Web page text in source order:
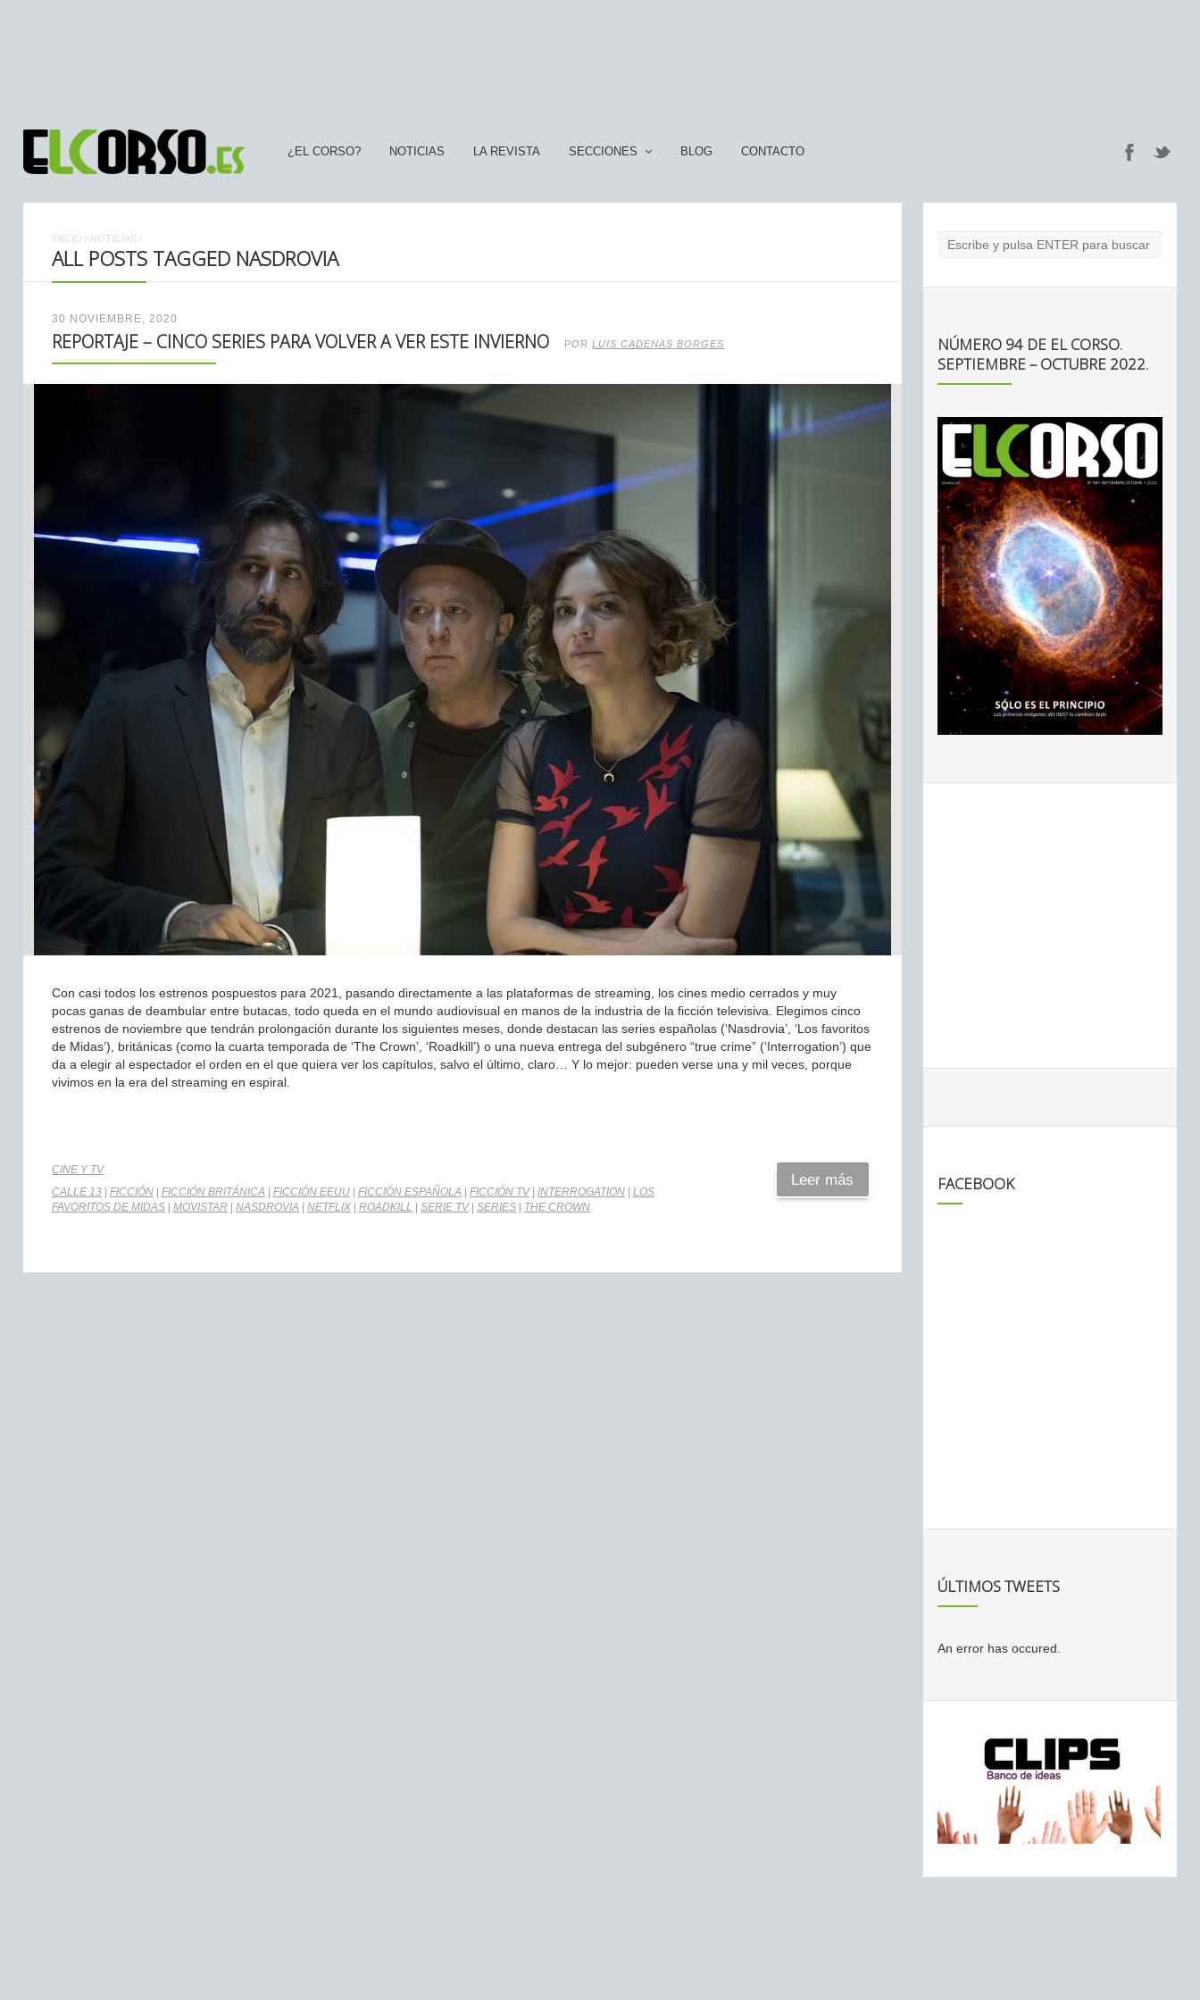
¿EL CORSO? NOTICIAS LA REVISTA SECCIONES BLOG CONTACTO
INICIO / NOTICIAS /
ALL POSTS TAGGED NASDROVIA
30 NOVIEMBRE, 2020
REPORTAJE – CINCO SERIES PARA VOLVER A VER ESTE INVIERNO PORLUIS CADENAS BORGES
Con casi todos los estrenos pospuestos para 2021, pasando directamente a las plataformas de streaming, los cines medio cerrados y muy
pocas ganas de deambular entre butacas, todo queda en el mundo audiovisual en manos de la industria de la ficción televisiva. Elegimos cinco
estrenos de noviembre que tendrán prolongación durante los siguientes meses, donde destacan las series españolas (‘Nasdrovia’, ‘Los favoritos
de Midas’), británicas (como la cuarta temporada de ‘The Crown’, ‘Roadkill’) o una nueva entrega del subgénero “true crime” (‘Interrogation’) que
da a elegir al espectador el orden en el que quiera ver los capítulos, salvo el último, claro… Y lo mejor: pueden verse una y mil veces, porque
vivimos en la era del streaming en espiral.
CINE Y TV
CALLE 13
FICCIÓN FICCIÓN BRITÁNICA FICCIÓN EEUU FICCIÓN ESPAÑOLA FICCIÓN TV| INTERROGATION
LOS
FAVORITOS DE MIDAS
MOVISTAR NASDROVIA NETFLIX ROADKILL SERIE TV| SERIES THE CROWN
Leer más
NÚMERO 94 DE EL CORSO.
SEPTIEMBRE – OCTUBRE 2022.
FACEBOOK
ÚLTIMOS TWEETS
An error has occured.